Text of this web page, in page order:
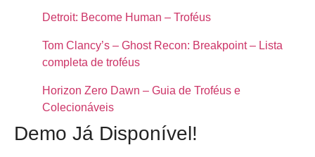
Detroit: Become Human – Troféus
Tom Clancy’s – Ghost Recon: Breakpoint – Lista
completa de troféus
Horizon Zero Dawn – Guia de Troféus e
Colecionáveis
Demo Já Disponível!